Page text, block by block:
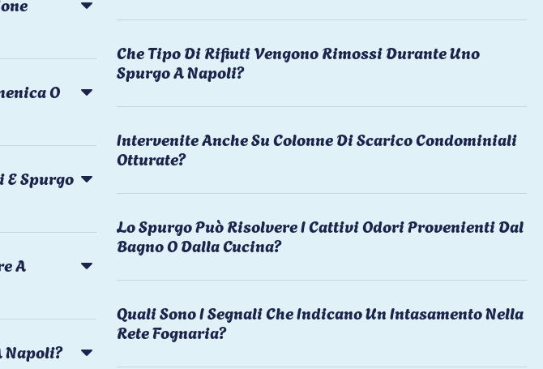
O
E Spurgo
A
Napoli?
Che Tipo Di Rifiuti Vengono Rimossi Durante Uno
Spurgo A Napoli?
Intervenite Anche Su Colonne Di Scarico Condominiali
Otturate?
Lo Spurgo Può Risolvere I Cattivi Odori Provenienti Dal
Bagno O Dalla Cucina?
Quali Sono I Segnali Che Indicano Un Intasamento Nella
Rete Fognaria?